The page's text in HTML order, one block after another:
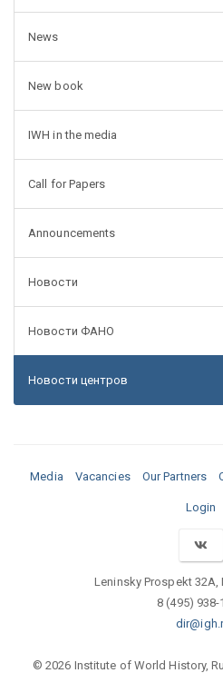
News
New book
IWH in the media
Call for Papers
Announcements
Новости
Новости ФАНО
Новости центров
Media Vacancies Our Partners
Login
Leninsky Prospekt 32A,
8 (495) 938-
© 2026 Institute of World History,